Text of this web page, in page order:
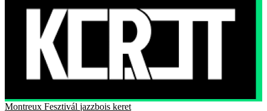
Montreux Fesztivál jazzbois keret